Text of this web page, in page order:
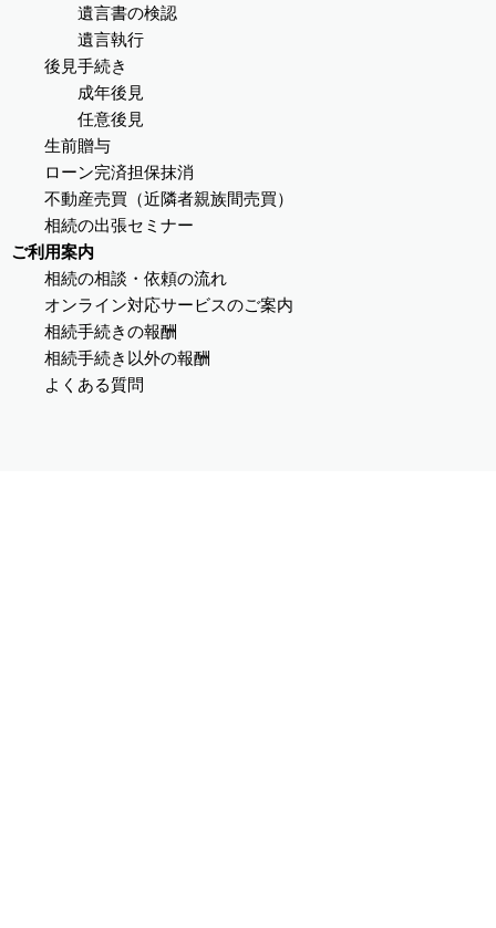
遺言書の検認
遺言執行
後見手続き
成年後見
任意後見
生前贈与
ローン完済担保抹消
不動産売買（近隣者親族間売買）
相続の出張セミナー
ご利用案内
相続の相談・依頼の流れ
オンライン対応サービスのご案内
相続手続きの報酬
相続手続き以外の報酬
よくある質問